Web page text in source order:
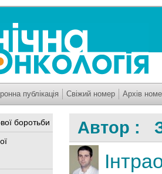
публікація Свіжий номер Архів
боротьби
Автор :